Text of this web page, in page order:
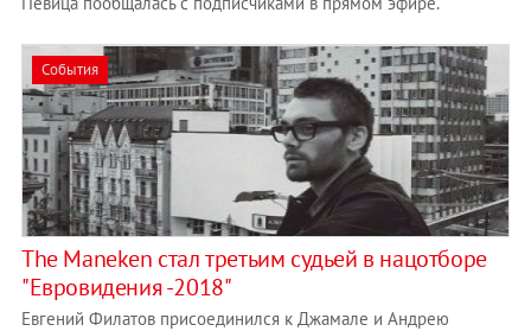
События
The Maneken стал третьим судьей в нацотборе
"Евровидения -2018"
Евгений Филатов присоединился к Джамале и Андрею